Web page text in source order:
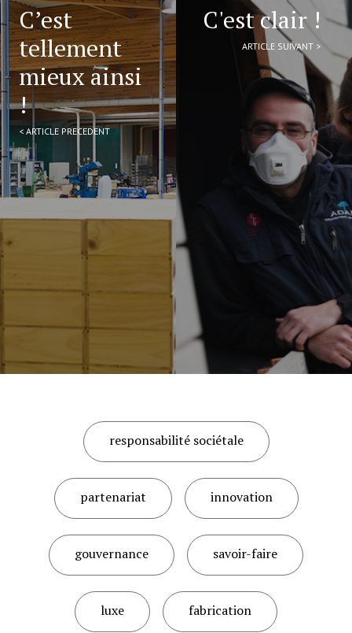
C’est
tellement
mieux ainsi
!
< ARTICLE PRECEDENT
C'est clair !
ARTICLE SUIVANT >
responsabilité sociétale
partenariat innovation
gouvernance savoir-faire
luxe fabrication